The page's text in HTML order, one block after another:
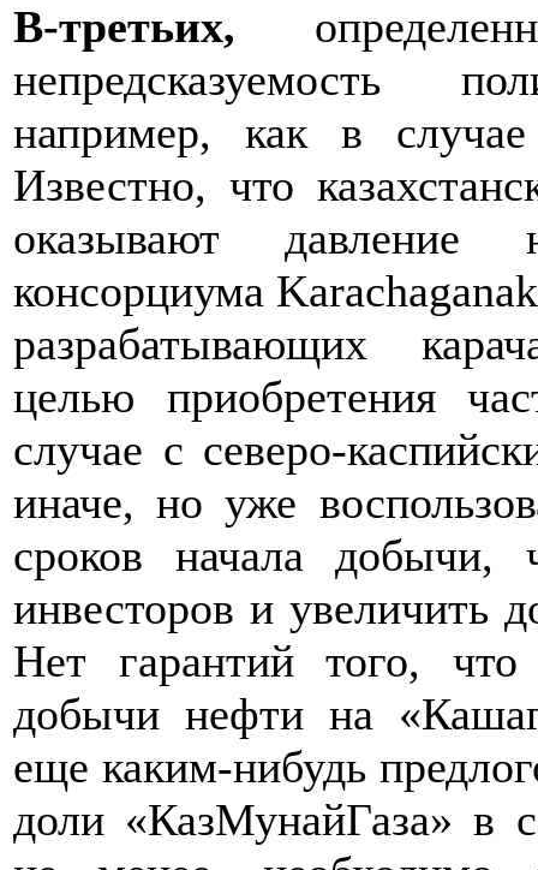
В-третьих,
непредсказуемость
например, как в случае
Известно, что
оказывают давление
консорциума
разрабатывающих
целью приобретения
случае с северо-
иначе, но уже
сроков начала добычи,
инвесторов и увеличить
Нет гарантий того,
добычи нефти на
еще каким-нибудь
доли «КазМунайГаза» в